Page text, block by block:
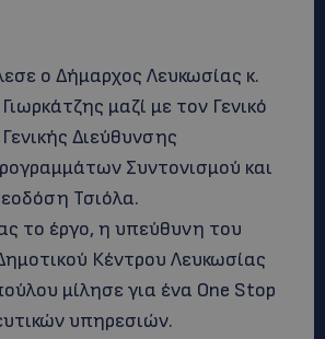
ο Δήμαρχος Λευκωσίας κ.
μαζί με τον Γενικό
Διεύθυνσης
Συντονισμού και
Τσιόλα.
το έργο, η υπεύθυνη του
Κέντρου Λευκωσίας
μίλησε για ένα Οne Stop
υπηρεσιών.